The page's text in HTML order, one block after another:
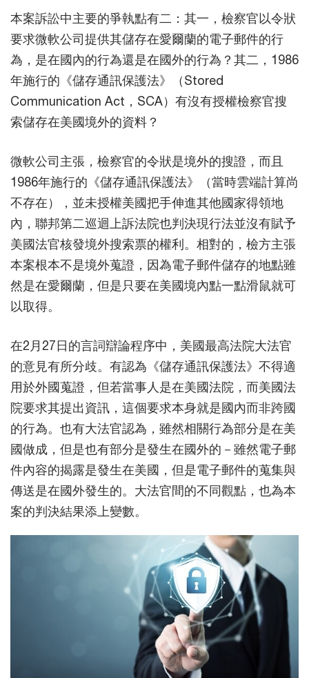
本案訴訟中主要的爭執點有二：其一，檢察官以令狀
要求微軟公司提供其儲存在愛爾蘭的電子郵件的行
為，是在國內的行為還是在國外的行為？其二，1986
年施行的《儲存通訊保護法》（Stored
Communication Act，SCA）有沒有授權檢察官搜
索儲存在美國境外的資料？
微軟公司主張，檢察官的令狀是境外的搜證，而且
1986年施行的《儲存通訊保護法》（當時雲端計算尚
不存在），並未授權美國把手伸進其他國家得領地
內，聯邦第二巡迴上訴法院也判決現行法並沒有賦予
美國法官核發境外搜索票的權利。相對的，檢方主張
本案根本不是境外蒐證，因為電子郵件儲存的地點雖
然是在愛爾蘭，但是只要在美國境內點一點滑鼠就可
以取得。
在2月27日的言詞辯論程序中，美國最高法院大法官
的意見有所分歧。有認為《儲存通訊保護法》不得適
用於外國蒐證，但若當事人是在美國法院，而美國法
院要求其提出資訊，這個要求本身就是國內而非跨國
的行為。也有大法官認為，雖然相關行為部分是在美
國做成，但是也有部分是發生在國外的－雖然電子郵
件內容的揭露是發生在美國，但是電子郵件的蒐集與
傳送是在國外發生的。大法官間的不同觀點，也為本
案的判決結果添上變數。